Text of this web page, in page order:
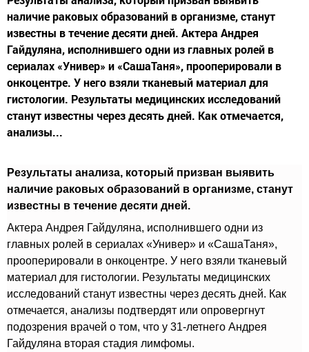
наличие раковых образований в организме, станут
известны в течение десяти дней. Актера Андрея
Гайдуляна, исполнившего одни из главных ролей в
сериалах «Универ» и «СашаТаня», прооперировали в
онкоцентре. У него взяли тканевый материал для
гистологии. Результаты медицинских исследований
станут известны через десять дней. Как отмечается,
анализы...
Результаты анализа, который призван выявить
наличие раковых образований в организме, станут
известны в течение десяти дней.
Актера Андрея Гайдуляна, исполнившего одни из
главных ролей в сериалах «Универ» и «СашаТаня»,
прооперировали в онкоцентре. У него взяли тканевый
материал для гистологии. Результаты медицинских
исследований станут известны через десять дней. Как
отмечается, анализы подтвердят или опровергнут
подозрения врачей о том, что у 31-летнего Андрея
Гайдуляна вторая стадия лимфомы.